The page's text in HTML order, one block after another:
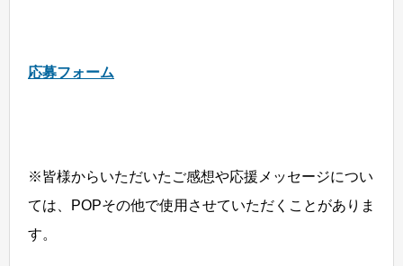
応募フォーム
※皆様からいただいたご感想や応援メッセージについ
ては、POPその他で使用させていただくことがありま
す。